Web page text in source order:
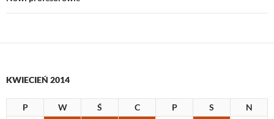
KWIECIEŃ 2014
P W Ś C P S
N